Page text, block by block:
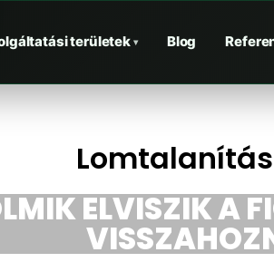
területek ▾ Blog
ELVISZIK A